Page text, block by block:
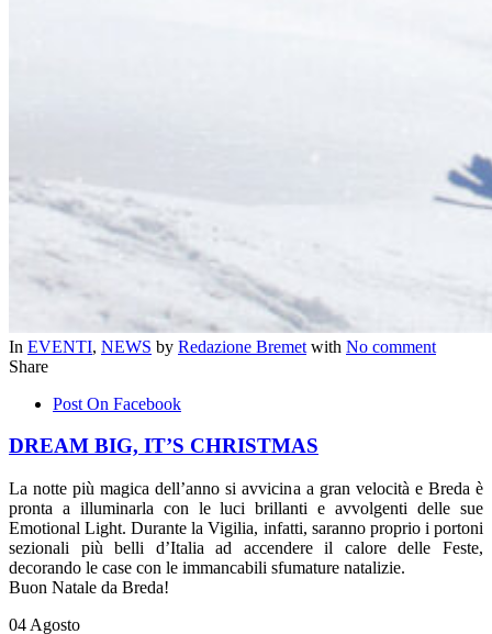
In EVENTI, NEWS by Redazione Bremet with No comment
Share
Post On Facebook
DREAM BIG, IT’S CHRISTMAS
La notte più magica dell’anno si avvicina a gran velocità e Breda è
pronta a illuminarla con le luci brillanti e avvolgenti delle sue
Emotional Light. Durante la Vigilia, infatti, saranno proprio i portoni
sezionali più belli d’Italia ad accendere il calore delle Feste,
decorando le case con le immancabili sfumature natalizie.
Buon Natale da Breda!
04 Agosto